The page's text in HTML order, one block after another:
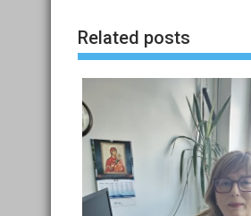
Related posts